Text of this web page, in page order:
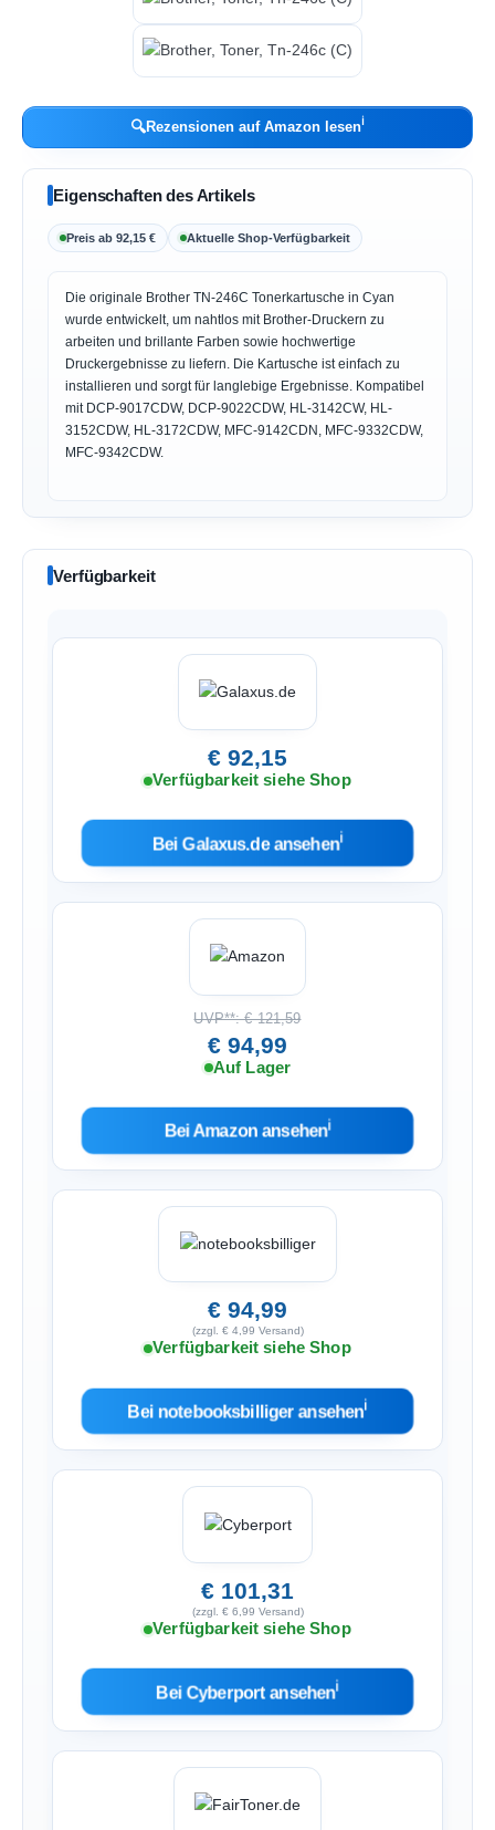
🔍Rezensionen auf Amazon lesenℹ︎
Eigenschaften des Artikels
Preis ab 92,15 € Aktuelle Shop-Verfügbarkeit
Die originale Brother TN-246C Tonerkartusche in Cyan
wurde entwickelt, um nahtlos mit Brother-Druckern zu
arbeiten und brillante Farben sowie hochwertige
Druckergebnisse zu liefern. Die Kartusche ist einfach zu
installieren und sorgt für langlebige Ergebnisse. Kompatibel
mit DCP-9017CDW, DCP-9022CDW, HL-3142CW, HL-
3152CDW, HL-3172CDW, MFC-9142CDN, MFC-9332CDW,
MFC-9342CDW.
Verfügbarkeit
€ 92,15
Verfügbarkeit siehe Shop
Bei Galaxus.de ansehenℹ︎
UVP**: € 121,59
€ 94,99
Auf Lager
Bei Amazon ansehenℹ︎
€ 94,99
(zzgl. € 4,99 Versand)
Verfügbarkeit siehe Shop
Bei notebooksbilliger ansehenℹ︎
€ 101,31
(zzgl. € 6,99 Versand)
Verfügbarkeit siehe Shop
Bei Cyberport ansehenℹ︎